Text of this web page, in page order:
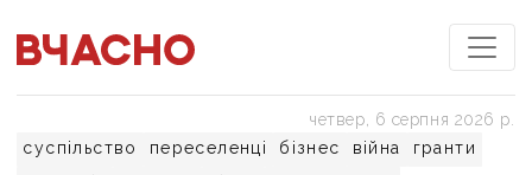
суспільство переселенці бізнес війна
гранти
четвер, 6 серпня 2026 р.